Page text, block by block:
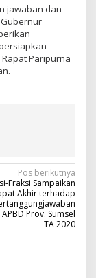
jawaban dan
Paripurna
Pos berikutnya
Fraksi Sampaikan
Akhir terhadap
Prov. Sumsel
TA 2020